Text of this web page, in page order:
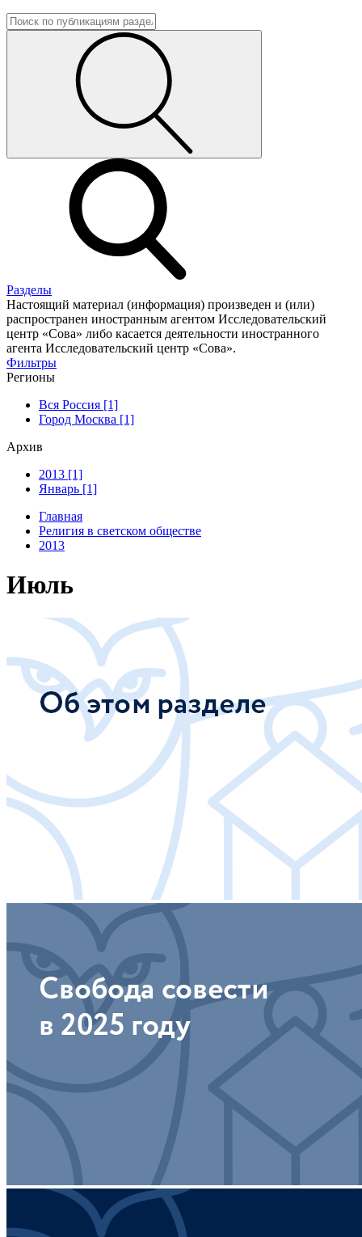
Разделы
Настоящий материал (информация) произведен и (или)
распространен иностранным агентом Исследовательский
центр «Сова» либо касается деятельности иностранного
агента Исследовательский центр «Сова».
Фильтры
Регионы
Вся Россия [1]
Город Москва [1]
Архив
2013 [1]
Январь [1]
Главная
Религия в светском обществе
2013
Июль